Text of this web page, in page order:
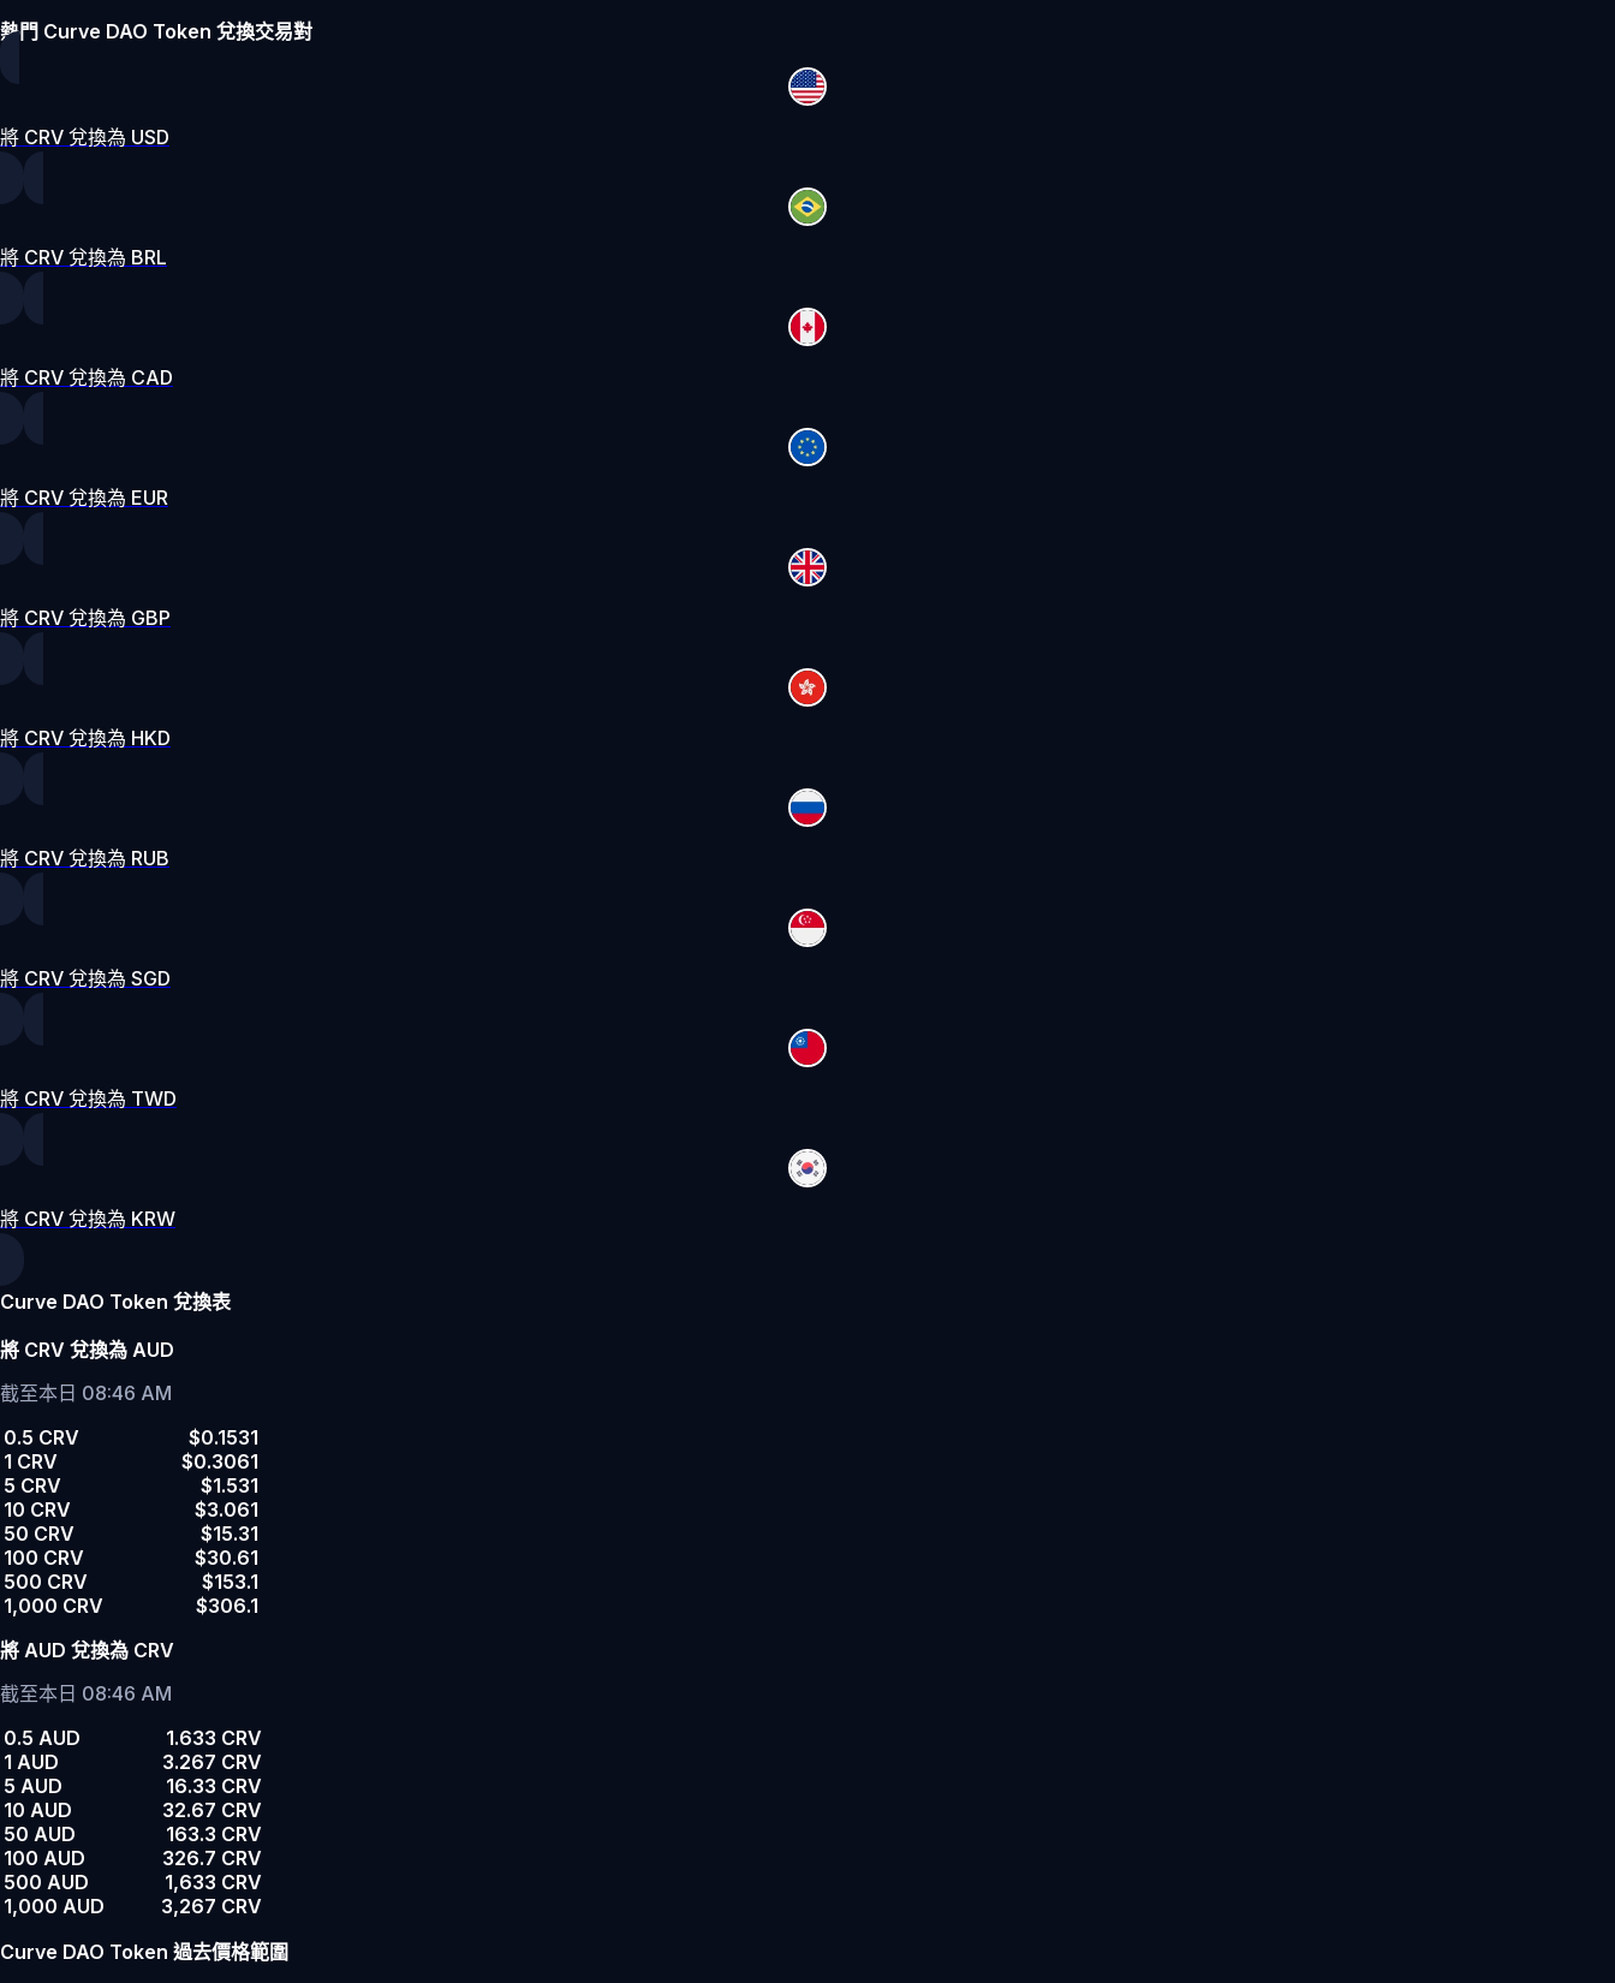
熱門 Curve DAO Token 兌換交易對
將 CRV 兌換為 USD
將 CRV 兌換為 BRL
將 CRV 兌換為 CAD
將 CRV 兌換為 EUR
將 CRV 兌換為 GBP
將 CRV 兌換為 HKD
將 CRV 兌換為 RUB
將 CRV 兌換為 SGD
將 CRV 兌換為 TWD
將 CRV 兌換為 KRW
Curve DAO Token 兌換表
將 CRV 兌換為 AUD
截至本日 08:46 AM
0.5 CRV
$0.1531
1 CRV
$0.3061
5 CRV
$1.531
10 CRV
$3.061
50 CRV
$15.31
100 CRV
$30.61
500 CRV
$153.1
1,000 CRV
$306.1
將 AUD 兌換為 CRV
截至本日 08:46 AM
0.5 AUD
1.633 CRV
1 AUD
3.267 CRV
5 AUD
16.33 CRV
10 AUD
32.67 CRV
50 AUD
163.3 CRV
100 AUD
326.7 CRV
500 AUD
1,633 CRV
1,000 AUD
3,267 CRV
Curve DAO Token 過去價格範圍